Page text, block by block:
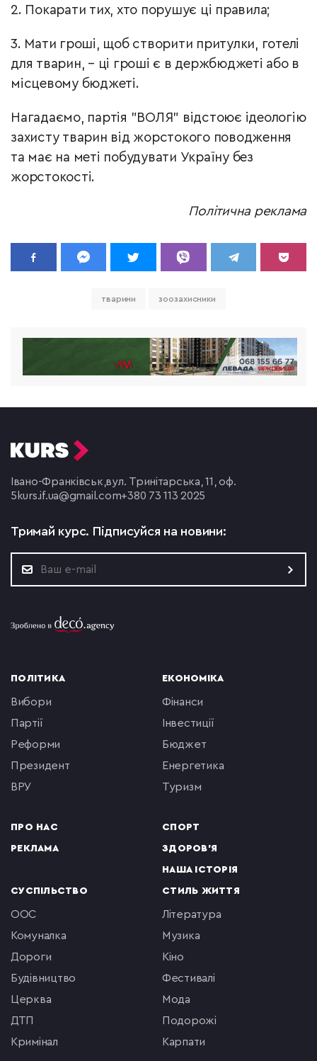
2. Покарати тих, хто порушує ці правила;
3. Мати гроші, щоб створити притулки, готелі
для тварин, – ці гроші є в держбюджеті або в
місцевому бюджеті.
Нагадаємо, партія "ВОЛЯ" відстоює ідеологію
захисту тварин від жорстокого поводження
та має на меті побудувати Україну без
жорстокості.
Політична реклама
тварини зоозахисники
Івано-Франківськ,вул. Тринітарська, 11, оф.
5 kurs.if.ua@gmail.com+380 73 113 2025
Тримай курс. Підписуйся на новини:
ПОЛІТИКА
вибори
партії
реформи
президент
ВРУ
ПРО НАС
РЕКЛАМА
ЕКОНОМІКА
фінанси
інвестиції
бюджет
енергетика
туризм
СПОРТ
ЗДОРОВ'Я
НАША ІСТОРІЯ
СУСПІЛЬСТВО
ООС
комуналка
Дороги
будівництво
церква
ДТП
кримінал
СТИЛЬ ЖИТТЯ
література
музика
кіно
фестивалі
мода
подорожі
Карпати